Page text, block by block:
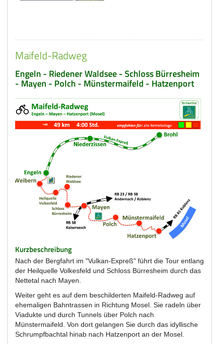
Maifeld-Radweg
Engeln - Riedener Waldsee - Schloss Bürresheim
- Mayen - Polch - Münstermaifeld - Hatzenport
Kurzbeschreibung
Nach der Bergfahrt im "Vulkan-Expreß" führt die Tour entlang
der Heilquelle Volkesfeld und Schloss Bürresheim durch das
Nettetal nach Mayen.
Weiter geht es auf dem beschilderten Maifeld-Radweg auf
ehemaligen Bahntrassen in Richtung Mosel. Sie radeln über
Viadukte und durch Tunnels über Polch nach
Münstermaifeld. Von dort gelangen Sie durch das idyllische
Schrumpfbachtal hinab nach Hatzenport an der Mosel.